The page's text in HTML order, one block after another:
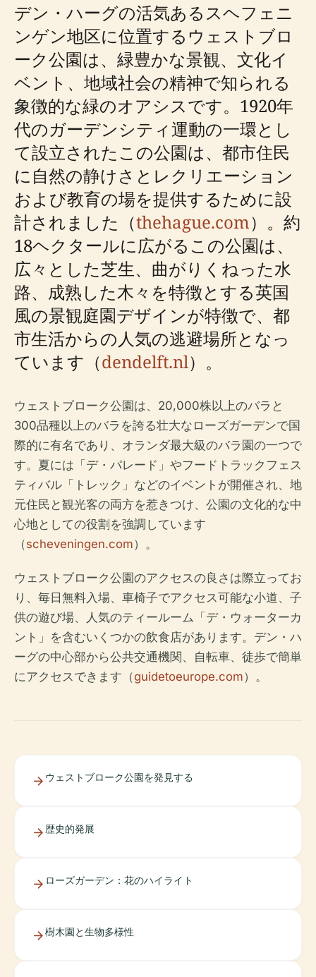
デン・ハーグの活気あるスヘフェニ
ンゲン地区に位置するウェストブロ
ーク公園は、緑豊かな景観、文化イ
ベント、地域社会の精神で知られる
象徴的な緑のオアシスです。1920年
代のガーデンシティ運動の一環とし
て設立されたこの公園は、都市住民
に自然の静けさとレクリエーション
および教育の場を提供するために設
計されました（thehague.com）。約
18ヘクタールに広がるこの公園は、
広々とした芝生、曲がりくねった水
路、成熟した木々を特徴とする英国
風の景観庭園デザインが特徴で、都
市生活からの人気の逃避場所となっ
ています（dendelft.nl）。
ウェストブローク公園は、20,000株以上のバラと
300品種以上のバラを誇る壮大なローズガーデンで国
際的に有名であり、オランダ最大級のバラ園の一つで
す。夏には「デ・パレード」やフードトラックフェス
ティバル「トレック」などのイベントが開催され、地
元住民と観光客の両方を惹きつけ、公園の文化的な中
心地としての役割を強調しています
（scheveningen.com）。
ウェストブローク公園のアクセスの良さは際立ってお
り、毎日無料入場、車椅子でアクセス可能な小道、子
供の遊び場、人気のティールーム「デ・ウォーターカ
ント」を含むいくつかの飲食店があります。デン・ハ
ーグの中心部から公共交通機関、自転車、徒歩で簡単
にアクセスできます（guidetoeurope.com）。
ウェストブローク公園を発見する
歴史的発展
ローズガーデン：花のハイライト
樹木園と生物多様性